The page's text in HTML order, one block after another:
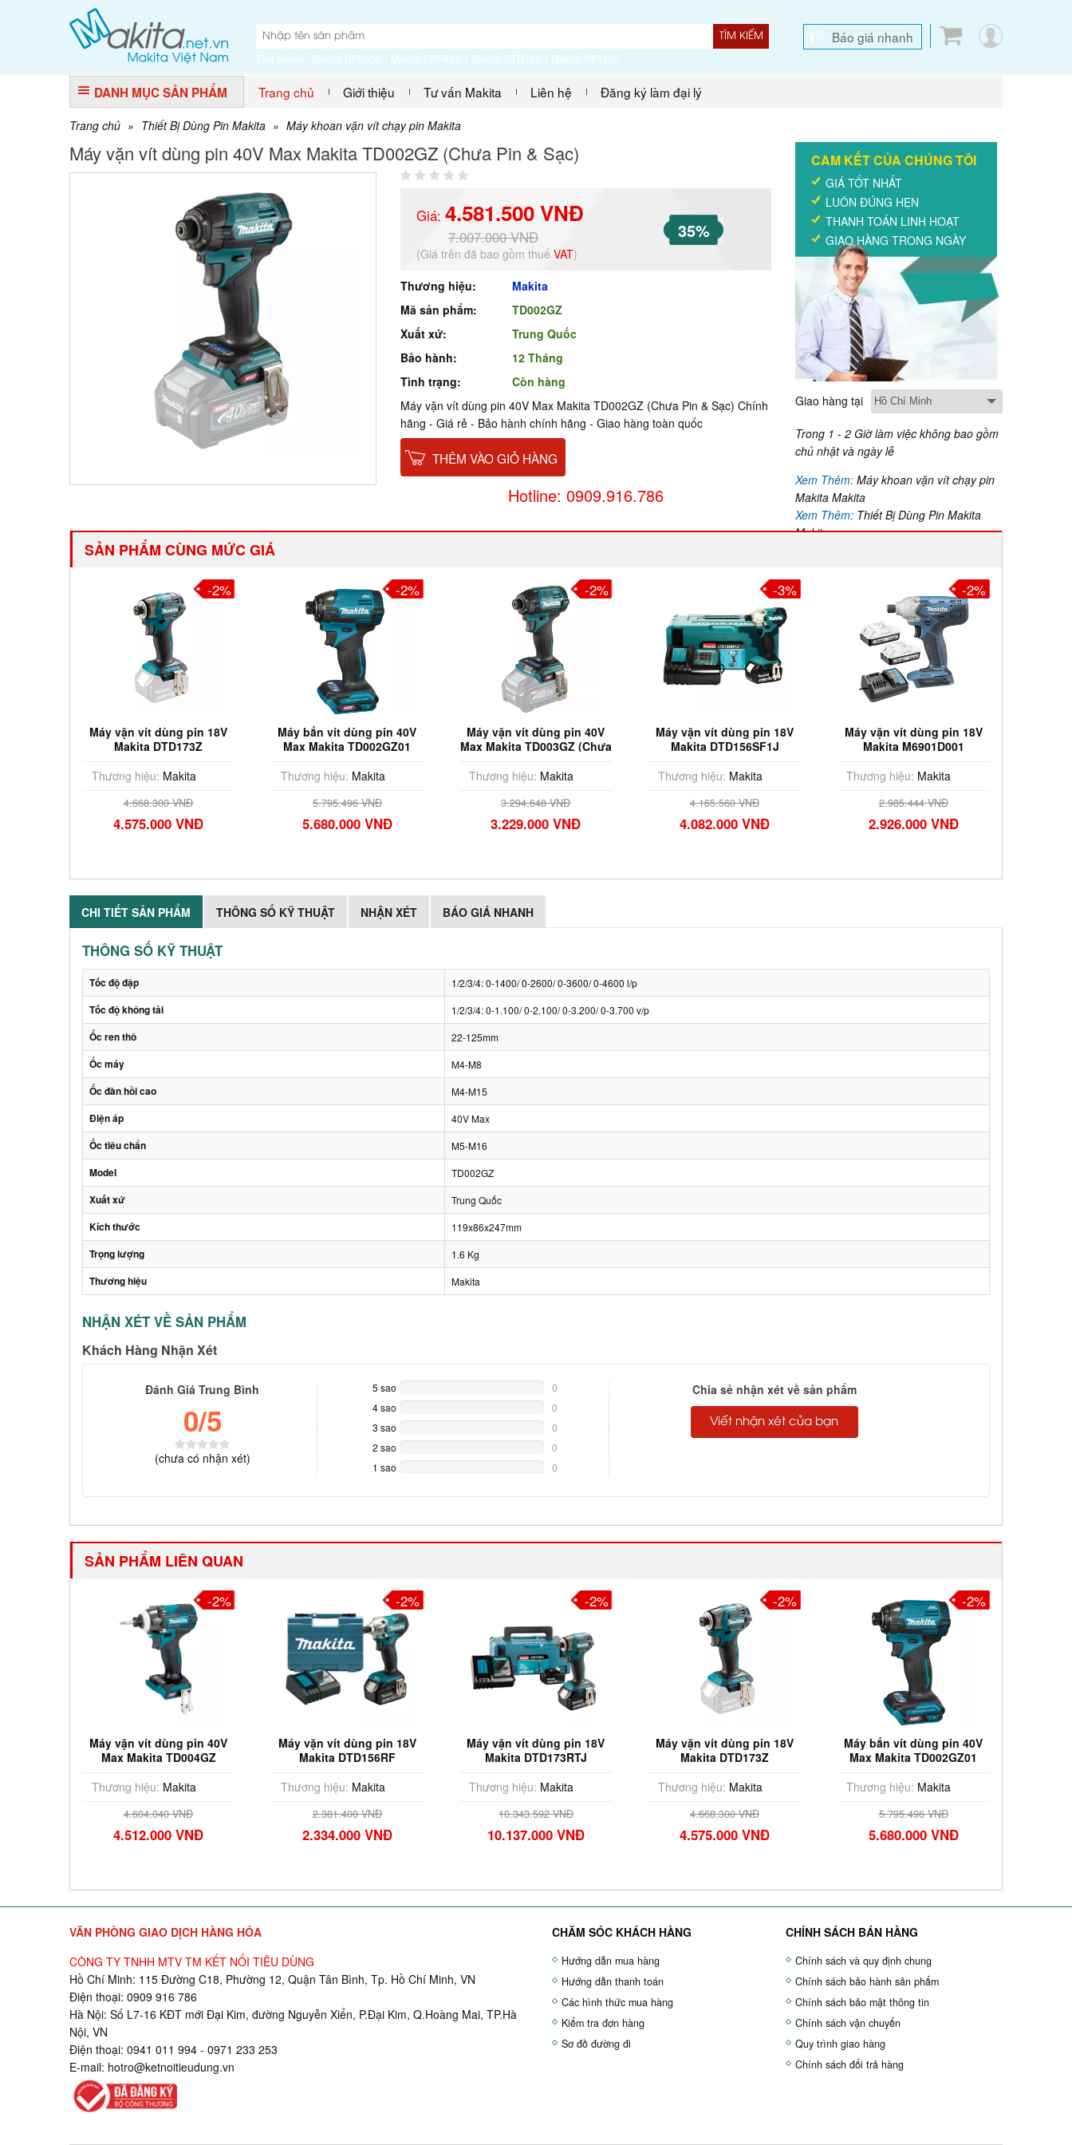
TÌM KIẾM
Tìm nhanh: Makita HP0300 Makita DHP485 Makita DTD156 Makita HP1630
Báo giá nhanh
DANH MỤC SẢN PHẨM Trang chủ Giới thiệu Tư vấn Makita Liên hệ Đăng ký làm đại lý
Trang chủ » Thiết Bị Dùng Pin Makita » Máy khoan vặn vít chạy pin Makita
Máy vặn vít dùng pin 40V Max Makita TD002GZ (Chưa Pin & Sạc)
Giá: 4.581.500 VNĐ
7.007.000 VNĐ 35%
(Giá trên đã bao gồm thuế VAT)
Thương hiệu:
Makita
Mã sản phẩm:
TD002GZ
Xuất xứ:
Trung Quốc
Bảo hành:
12 Tháng
Tình trạng:
Còn hàng
Máy vặn vít dùng pin 40V Max Makita TD002GZ (Chưa Pin & Sạc) Chính
hãng - Giá rẻ - Bảo hành chính hãng - Giao hàng toàn quốc
THÊM VÀO GIỎ HÀNG
Hotline: 0909.916.786
CAM KẾT CỦA CHÚNG TÔI
GIÁ TỐT NHẤT
LUÔN ĐÚNG HẸN
THANH TOÁN LINH HOẠT
GIAO HÀNG TRONG NGÀY
Giao hàng tại
Trong 1 - 2 Giờ làm việc không bao gồm
chủ nhật và ngày lễ
Xem Thêm: Máy khoan vặn vít chạy pin
Makita Makita
Xem Thêm: Thiết Bị Dùng Pin Makita
Makita
SẢN PHẨM CÙNG MỨC GIÁ
Máy vặn vít dùng pin 18V
Makita DTD173Z
Thương hiệu: Makita
4.668.300 VNĐ
4.575.000 VNĐ
-2%
Máy bắn vít dùng pin 40V
Max Makita TD002GZ01
Thương hiệu: Makita
5.795.496 VNĐ
5.680.000 VNĐ
-2%
Máy vặn vít dùng pin 40V
Max Makita TD003GZ (Chưa
Thương hiệu: Makita
3.294.648 VNĐ
3.229.000 VNĐ
-2%
Máy vặn vít dùng pin 18V
Makita DTD156SF1J
Thương hiệu: Makita
4.165.560 VNĐ
4.082.000 VNĐ
-3%
Máy vặn vít dùng pin 18V
Makita M6901D001
Thương hiệu: Makita
2.985.444 VNĐ
2.926.000 VNĐ
-2%
CHI TIẾT SẢN PHẨM THÔNG SỐ KỸ THUẬT NHẬN XÉT BÁO GIÁ NHANH
THÔNG SỐ KỸ THUẬT
Tốc độ đập 1/2/3/4: 0-1400/ 0-2600/ 0-3600/ 0-4600 l/p
Tốc độ không tải 1/2/3/4: 0-1.100/ 0-2.100/ 0-3.200/ 0-3.700 v/p
Ốc ren thô 22-125mm
Ốc máy M4-M8
Ốc đàn hồi cao M4-M15
Điện áp 40V Max
Ốc tiêu chẩn M5-M16
Model TD002GZ
Xuất xứ Trung Quốc
Kích thước 119x86x247mm
Trọng lượng 1.6 Kg
Thương hiệu Makita
NHẬN XÉT VỀ SẢN PHẨM
Khách Hàng Nhận Xét
Đánh Giá Trung Bình
0/5
(chưa có nhận xét)
5 sao
Complete
0
4 sao
Complete
0
3 sao
Complete
0
2 sao
Complete
0
1 sao
0
Chia sẻ nhận xét về sản phẩm
Viết nhận xét của bạn
SẢN PHẨM LIÊN QUAN
Máy vặn vít dùng pin 40V
Max Makita TD004GZ
Thương hiệu: Makita
4.604.040 VNĐ
4.512.000 VNĐ
-2%
Máy vặn vít dùng pin 18V
Makita DTD156RF
Thương hiệu: Makita
2.381.400 VNĐ
2.334.000 VNĐ
-2%
Máy vặn vít dùng pin 18V
Makita DTD173RTJ
Thương hiệu: Makita
10.343.592 VNĐ
10.137.000 VNĐ
-2%
Máy vặn vít dùng pin 18V
Makita DTD173Z
Thương hiệu: Makita
4.668.300 VNĐ
4.575.000 VNĐ
-2%
Máy bắn vít dùng pin 40V
Max Makita TD002GZ01
Thương hiệu: Makita
5.795.496 VNĐ
5.680.000 VNĐ
-2%
VĂN PHÒNG GIAO DỊCH HÀNG HÓA
CÔNG TY TNHH MTV TM KẾT NỐI TIÊU DÙNG
Hồ Chí Minh: 115 Đường C18, Phường 12, Quận Tân Bình, Tp. Hồ Chí Minh, VN
Điện thoại: 0909 916 786
Hà Nội: Số L7-16 KĐT mới Đại Kim, đường Nguyễn Xiển, P.Đại Kim, Q.Hoàng Mai, TP.Hà
Nội, VN
Điện thoại: 0941 011 994 - 0971 233 253
E-mail: hotro@ketnoitieudung.vn
CHĂM SÓC KHÁCH HÀNG
Hướng dẫn mua hàng
Hướng dẫn thanh toán
Các hình thức mua hàng
Kiểm tra đơn hàng
Sơ đồ đường đi
CHÍNH SÁCH BÁN HÀNG
Chính sách và quy định chung
Chính sách bảo hành sản phẩm
Chính sách bảo mật thông tin
Chính sách vận chuyển
Quy trình giao hàng
Chính sách đổi trả hàng